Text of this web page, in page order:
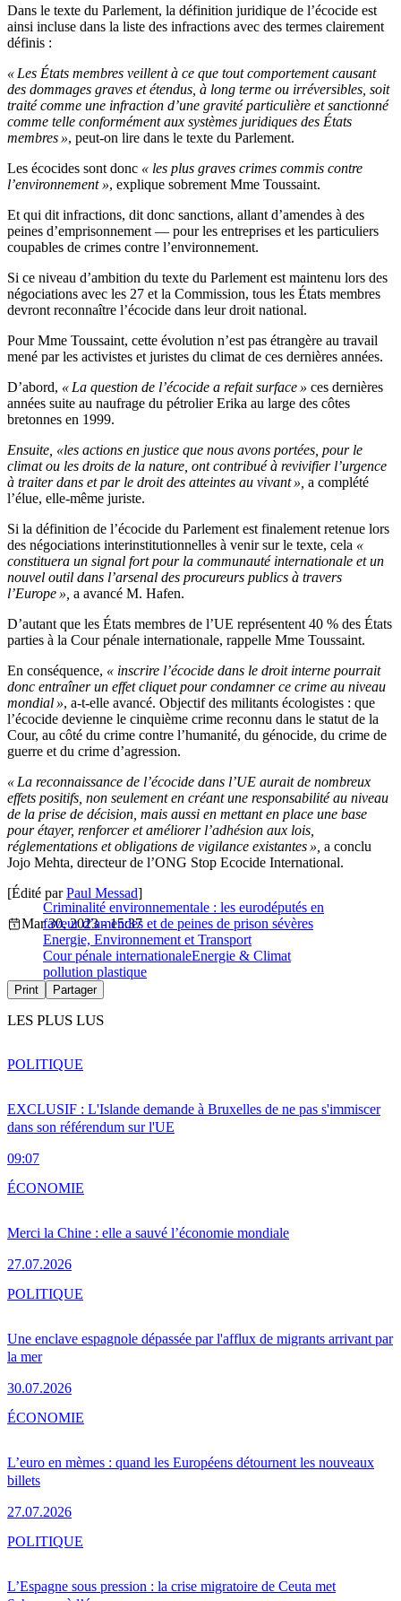
Dans le texte du Parlement, la définition juridique de l’écocide est
ainsi incluse dans la liste des infractions avec des termes clairement
définis :
« Les États membres veillent à ce que tout comportement causant
des dommages graves et étendus, à long terme ou irréversibles, soit
traité comme une infraction d’une gravité particulière et sanctionné
comme telle conformément aux systèmes juridiques des États
membres », peut-on lire dans le texte du Parlement.
Les écocides sont donc « les plus graves crimes commis contre
l’environnement », explique sobrement Mme Toussaint.
Et qui dit infractions, dit donc sanctions, allant d’amendes à des
peines d’emprisonnement — pour les entreprises et les particuliers
coupables de crimes contre l’environnement.
Si ce niveau d’ambition du texte du Parlement est maintenu lors des
négociations avec les 27 et la Commission, tous les États membres
devront reconnaître l’écocide dans leur droit national.
Pour Mme Toussaint, cette évolution n’est pas étrangère au travail
mené par les activistes et juristes du climat de ces dernières années.
D’abord, « La question de l’écocide a refait surface » ces dernières
années suite au naufrage du pétrolier Erika au large des côtes
bretonnes en 1999.
Ensuite, «les actions en justice que nous avons portées, pour le
climat ou les droits de la nature, ont contribué à revivifier l’urgence
à traiter dans et par le droit des atteintes au vivant », a complété
l’élue, elle-même juriste.
Si la définition de l’écocide du Parlement est finalement retenue lors
des négociations interinstitutionnelles à venir sur le texte, cela «
constituera un signal fort pour la communauté internationale et un
nouvel outil dans l’arsenal des procureurs publics à travers
l’Europe », a avancé M. Hafen.
D’autant que les États membres de l’UE représentent 40 % des États
parties à la Cour pénale internationale, rappelle Mme Toussaint.
En conséquence, « inscrire l’écocide dans le droit interne pourrait
donc entraîner un effet cliquet pour condamner ce crime au niveau
mondial », a-t-elle avancé. Objectif des militants écologistes : que
l’écocide devienne le cinquième crime reconnu dans le statut de la
Cour, au côté du crime contre l’humanité, du génocide, du crime de
guerre et du crime d’agression.
« La reconnaissance de l’écocide dans l’UE aurait de nombreux
effets positifs, non seulement en créant une responsabilité au niveau
de la prise de décision, mais aussi en mettant en place une base
pour étayer, renforcer et améliorer l’adhésion aux lois,
réglementations et obligations de vigilance existantes », a conclu
Jojo Mehta, directeur de l’ONG Stop Ecocide International.
Criminalité environnementale : les eurodéputés en
faveur d’amendes et de peines de prison sévères
[Édité parPaul Messad]
Mar 30, 2023 - 15:37
Energie, Environnement et Transport
Cour pénale internationaleEnergie & Climat
pollution plastique
Print Partager
LES PLUS LUS
EXCLUSIF : L'Islande demande à Bruxelles de ne pas s'immiscer
dans son référendum sur l'UE
09:07
POLITIQUE
Merci la Chine : elle a sauvé l’économie mondiale
27.07.2026
ÉCONOMIE
Une enclave espagnole dépassée par l'afflux de migrants arrivant par
la mer
30.07.2026
POLITIQUE
L’euro en mèmes : quand les Européens détournent les nouveaux
billets
27.07.2026
ÉCONOMIE
L’Espagne sous pression : la crise migratoire de Ceuta met
POLITIQUE